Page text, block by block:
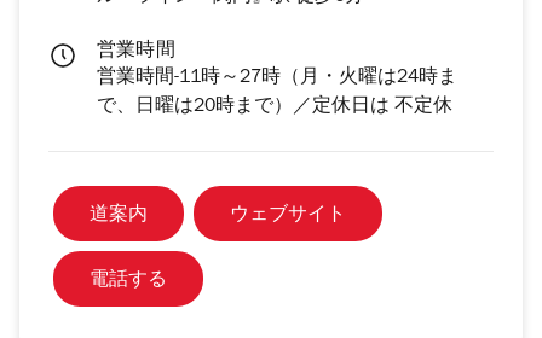
営業時間
営業時間-11時～27時（月・火曜は24時ま
で、日曜は20時まで）／定休日は 不定休
道案内 ウェブサイト
電話する